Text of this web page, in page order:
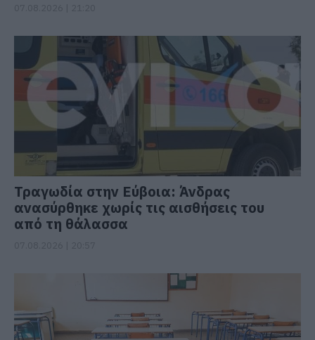
Τραγωδία στην Εύβοια: Άνδρας
ανασύρθηκε χωρίς τις αισθήσεις του
από τη θάλασσα